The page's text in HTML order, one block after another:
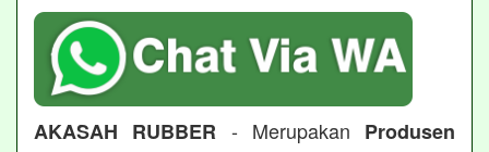
AKASAH RUBBER - Merupakan Produsen